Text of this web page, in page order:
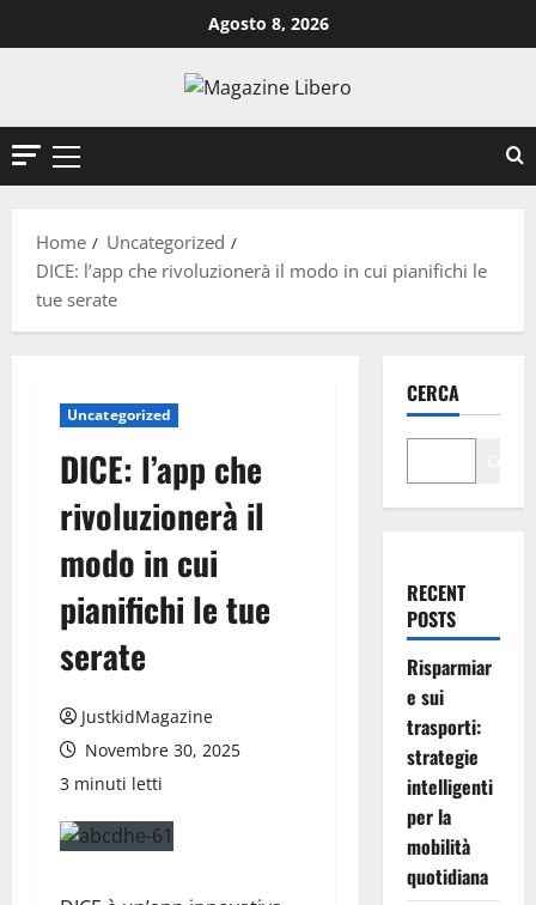
al
Agosto 8, 2026
Menu
Home
Uncategorized
DICE: l’app che rivoluzionerà il modo in cui pianifichi le
tue serate
Uncategorized
DICE: l’app che
rivoluzionerà il
modo in cui
pianifichi le tue
serate
JustkidMagazine
Novembre 30, 2025
3 minuti letti
CERCA
RECENT
POSTS
Risparmiar
e sui
trasporti:
strategie
intelligenti
per la
mobilità
quotidiana